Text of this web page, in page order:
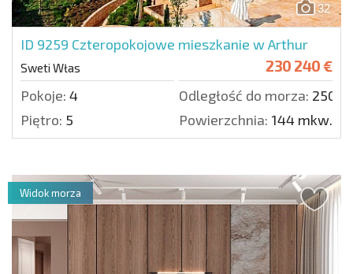
32
ID 9259 Czteropokojowe mieszkanie w Arthur
Sweti Włas 230 240 €
Pokoje: 4 Odległość do morza: 250
Piętro: 5 Powierzchnia: 144 mkw.
Widok morza